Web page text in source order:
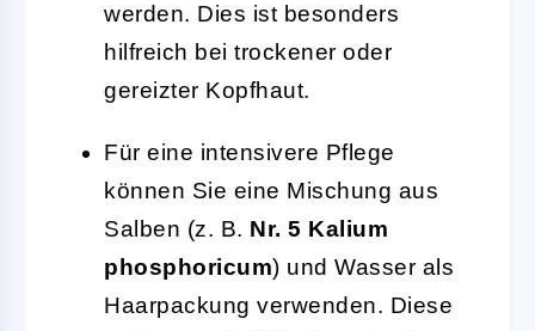
werden. Dies ist besonders
hilfreich bei trockener oder
gereizter Kopfhaut.
Für eine intensivere Pflege
können Sie eine Mischung aus
Salben (z. B. Nr. 5 Kalium
phosphoricum) und Wasser als
Haarpackung verwenden. Diese